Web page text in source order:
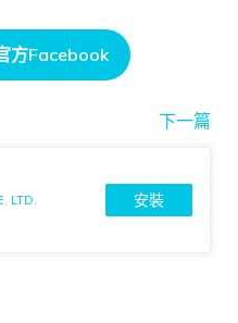
方Facebook
下一篇
LTD.
安裝